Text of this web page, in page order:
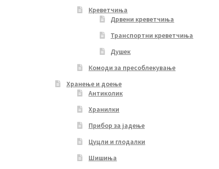
Креветчиња
Дрвени креветчиња
Транспортни креветчиња
Душек
Комоди за пресоблекување
Хранење и доење
Антиколик
Хранилки
Прибор за јадење
Цуцли и глодалки
Шишиња